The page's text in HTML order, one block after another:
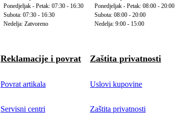
Ponedjeljak - Petak: 07:30 - 16:30
Subota: 07:30 - 16:30
Nedelja: Zatvoreno
Ponedjeljak - Petak: 08:00 - 20:00
Subota: 08:00 - 20:00
Nedelja: 9:00 - 15:00
Reklamacije i povrat
Povrat artikala
Servisni centri
Zaštita privatnosti
Uslovi kupovine
Zaštita privatnosti